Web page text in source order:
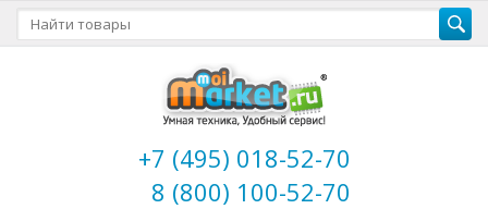
+7 (495) 018-52-70
8 (800) 100-52-70